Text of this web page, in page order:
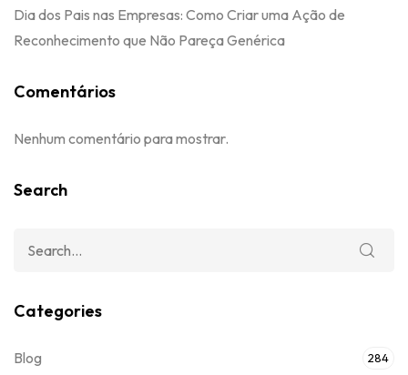
Dia dos Pais nas Empresas: Como Criar uma Ação de
Reconhecimento que Não Pareça Genérica
Comentários
Nenhum comentário para mostrar.
Search
Categories
Blog 284